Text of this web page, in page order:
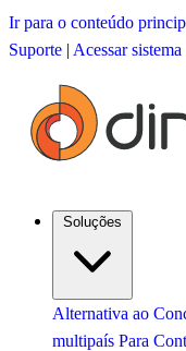
Ir para o conteúdo
Suporte | Acessar sistema
Alternativa ao
multipaís Para